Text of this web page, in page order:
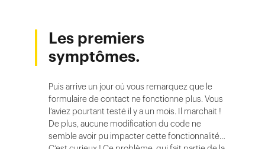
Les premiers
symptômes.
Puis arrive un jour où vous remarquez que le
formulaire de contact ne fonctionne plus. Vous
l’aviez pourtant testé il y a un mois. Il marchait !
De plus, aucune modification du code ne
semble avoir pu impacter cette fonctionnalité…